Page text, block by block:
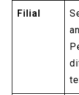
Filial